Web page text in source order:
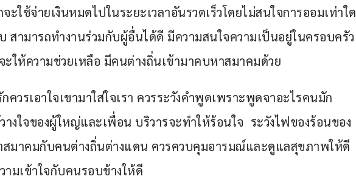
ะใช้จ่ายเงินหมดไปในระยะเวลาอันรวดเร็วโดยไม่สนใจการออมเท่าใด
สามารถทำงานร่วมกับผู้อื่นได้ดี มีความสนใจความเป็นอยู่ในครอบครัว
ให้ความช่วยเหลือ มีคนต่างถิ่นเข้ามาคบหาสมาคมด้วย
ควรเอาใจเขามาใส่ใจเรา ควรระวังคำพูดเพราะพูดจาอะไรคนมัก
างใจของผู้ใหญ่และเพื่อน บริวารจะทำให้ร้อนใจ  ระวังไฟของร้อนของ
มาคมกับคนต่างถิ่นต่างแดน ควรควบคุมอารมณ์และดูแลสุขภาพให้ดี
มเข้าใจกับคนรอบข้างให้ดี